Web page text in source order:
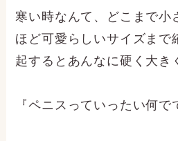
寒い時なんて、どこまで小
ほど可愛らしいサイズまで
起するとあんなに硬く大き
『ペニスっていったい何で